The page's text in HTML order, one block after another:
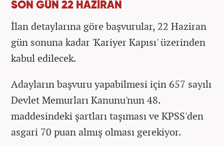
SON GÜN 22 HAZİRAN
İlan detaylarına göre başvurular, 22 Haziran
gün sonuna kadar 'Kariyer Kapısı' üzerinden
kabul edilecek.
Adayların başvuru yapabilmesi için 657 sayılı
Devlet Memurları Kanunu'nun 48.
maddesindeki şartları taşıması ve KPSS'den
asgari 70 puan almış olması gerekiyor.